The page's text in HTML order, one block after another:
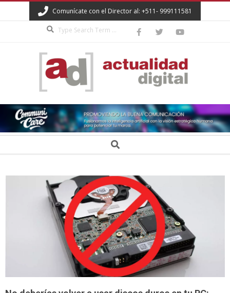
to
Comunícate con el Director al: +511- 999111581
ACTUALIDAD
DIGITAL Search